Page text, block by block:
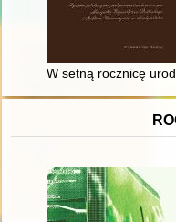
W setną rocznicę